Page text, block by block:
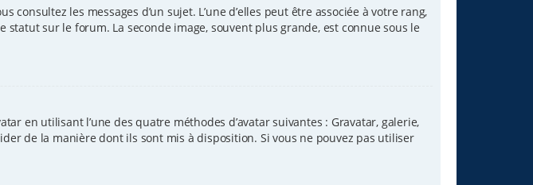
les messages d’un sujet. L’une d’elles peut être associée à votre rang,
sur le forum. La seconde image, souvent plus grande, est connue sous le
en utilisant l’une des quatre méthodes d’avatar suivantes : Gravatar, galerie,
de la manière dont ils sont mis à disposition. Si vous ne pouvez pas utiliser